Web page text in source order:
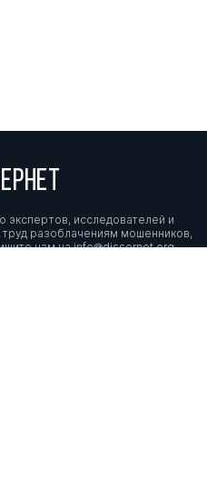
исследователей и
разоблачениям мошенников,
нам наinfo@dissernet.org.